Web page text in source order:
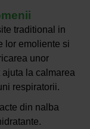
traditional in
lor emoliente si
unor
la calmarea
respiratorii.
din nalba